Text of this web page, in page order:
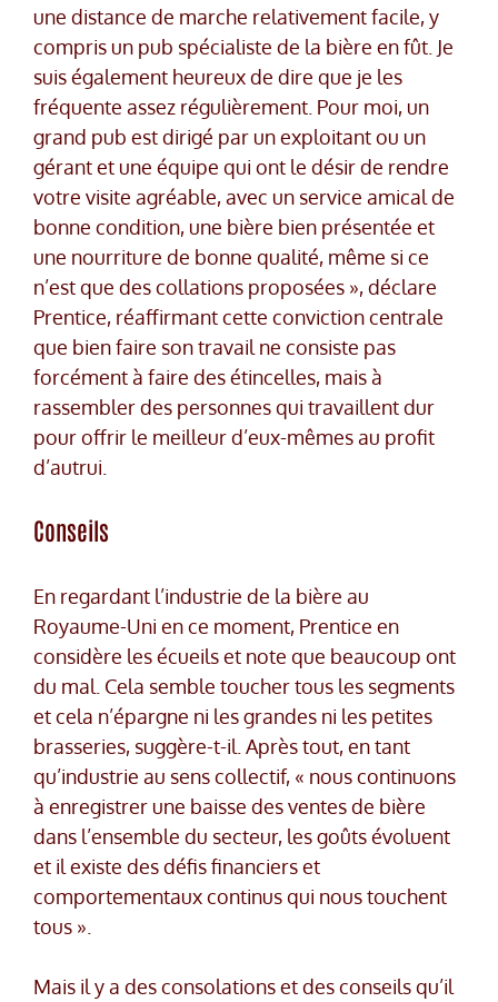
une distance de marche relativement facile, y
compris un pub spécialiste de la bière en fût. Je
suis également heureux de dire que je les
fréquente assez régulièrement. Pour moi, un
grand pub est dirigé par un exploitant ou un
gérant et une équipe qui ont le désir de rendre
votre visite agréable, avec un service amical de
bonne condition, une bière bien présentée et
une nourriture de bonne qualité, même si ce
n’est que des collations proposées », déclare
Prentice, réaffirmant cette conviction centrale
que bien faire son travail ne consiste pas
forcément à faire des étincelles, mais à
rassembler des personnes qui travaillent dur
pour offrir le meilleur d’eux-mêmes au profit
d’autrui.
Conseils
En regardant l’industrie de la bière au
Royaume-Uni en ce moment, Prentice en
considère les écueils et note que beaucoup ont
du mal. Cela semble toucher tous les segments
et cela n’épargne ni les grandes ni les petites
brasseries, suggère-t-il. Après tout, en tant
qu’industrie au sens collectif, « nous continuons
à enregistrer une baisse des ventes de bière
dans l’ensemble du secteur, les goûts évoluent
et il existe des défis financiers et
comportementaux continus qui nous touchent
tous ».
Mais il y a des consolations et des conseils qu’il